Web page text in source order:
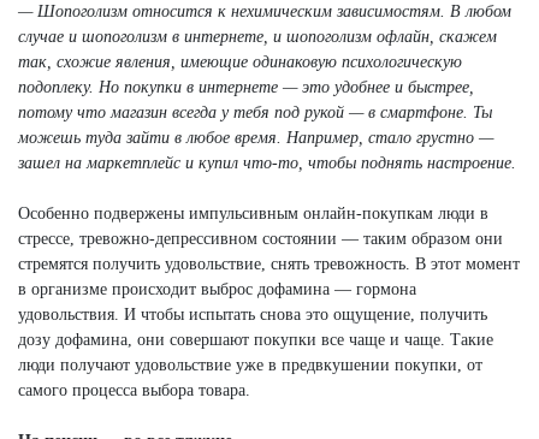
— Шопоголизм относится к нехимическим зависимостям. В любом
случае и шопоголизм в интернете, и шопоголизм офлайн, скажем
так, схожие явления, имеющие одинаковую психологическую
подоплеку. Но покупки в интернете — это удобнее и быстрее,
потому что магазин всегда у тебя под рукой — в смартфоне. Ты
можешь туда зайти в любое время. Например, стало грустно —
зашел на маркетплейс и купил что-то, чтобы поднять настроение.
Особенно подвержены импульсивным онлайн-покупкам люди в
стрессе, тревожно-депрессивном состоянии — таким образом они
стремятся получить удовольствие, снять тревожность. В этот момент
в организме происходит выброс дофамина — гормона
удовольствия. И чтобы испытать снова это ощущение, получить
дозу дофамина, они совершают покупки все чаще и чаще. Такие
люди получают удовольствие уже в предвкушении покупки, от
самого процесса выбора товара.